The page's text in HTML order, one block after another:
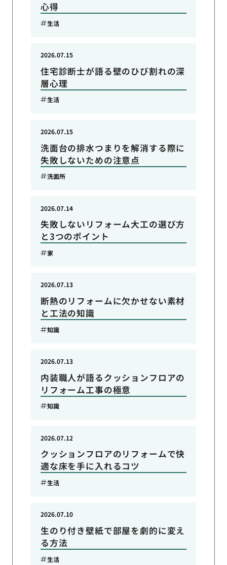
心得
生活
住宅診断士が語る壁のひび割れの深
層心理
2026.07.15
生活
洗面台の排水つまりを解消する際に
失敗しないための注意点
2026.07.15
洗面所
失敗しないリフォーム大工の選び方
と3つのポイント
2026.07.14
家
断熱のリフォームに欠かせない素材
と工法の知識
2026.07.13
知識
内装職人が語るクッションフロアの
リフォーム工事の極意
2026.07.13
知識
クッションフロアのリフォームで快
適な床を手に入れるコツ
2026.07.12
生活
生のり付き壁紙で部屋を劇的に変え
る方法
2026.07.10
生活